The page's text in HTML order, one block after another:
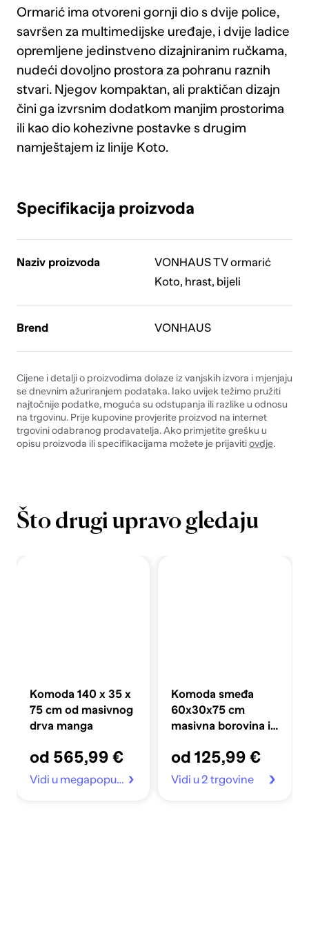
Ormarić ima otvoreni gornji dio s dvije police,
savršen za multimedijske uređaje, i dvije ladice
opremljene jedinstveno dizajniranim ručkama,
nudeći dovoljno prostora za pohranu raznih
stvari. Njegov kompaktan, ali praktičan dizajn
čini ga izvrsnim dodatkom manjim prostorima
ili kao dio kohezivne postavke s drugim
namještajem iz linije Koto.
Specifikacija proizvoda
Naziv proizvoda
VONHAUS TV ormarić
Koto, hrast, bijeli
Brend VONHAUS
Cijene i detalji o proizvodima dolaze iz vanjskih izvora i mjenjaju
se dnevnim ažuriranjem podataka. Iako uvijek težimo pružiti
najtočnije podatke, moguća su odstupanja ili razlike u odnosu
na trgovinu. Prije kupovine provjerite proizvod na internet
trgovini odabranog prodavatelja. Ako primjetite grešku u
opisu proizvoda ili specifikacijama možete je prijavitiovdje.
Što drugi upravo gledaju
Komoda 140 x 35 x
75 cm od masivnog
drva manga
od 565,99 €
Vidi u megapopust.hr
Komoda smeđa
60x30x75 cm
masivna borovina i
od 125,99 €
Vidi u 2 trgovine